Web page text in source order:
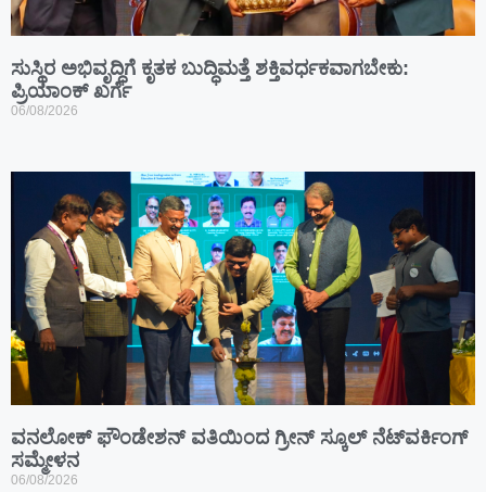
ಸುಸ್ಥಿರ ಅಭಿವೃದ್ಧಿಗೆ ಕೃತಕ ಬುದ್ಧಿಮತ್ತೆ ಶಕ್ತಿವರ್ಧಕವಾಗಬೇಕು:
ಪ್ರಿಯಾಂಕ್ ಖರ್ಗೆ
06/08/2026
ವನಲೋಕ್ ಫೌಂಡೇಶನ್ ವತಿಯಿಂದ ಗ್ರೀನ್ ಸ್ಕೂಲ್ ನೆಟ್‌ವರ್ಕಿಂಗ್
ಸಮ್ಮೇಳನ
06/08/2026